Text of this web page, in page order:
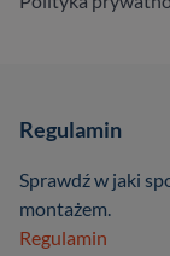
Regulamin
Sprawdź w jaki
montażem.
Regulamin